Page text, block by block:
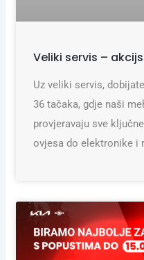
Veliki servis –
Uz veliki servis,
36 tačaka, gdje naši
provjeravaju sve
ovjesa do elektronike i